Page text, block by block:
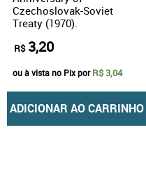
Czechoslovak-Soviet
Treaty (1970).
R$ 3,20
ou à vista no Pix porR$ 3,04
ADICIONAR AO CARRINHO